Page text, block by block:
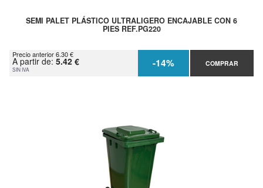
SEMI PALET PLÁSTICO ULTRALIGERO ENCAJABLE CON 6
PIES REF.PG220
Precio anterior 6.30 €
A partir de: 5.42 €
SIN IVA -14% COMPRAR